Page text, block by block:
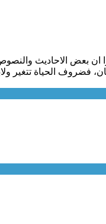
ان بعض الاحاديث